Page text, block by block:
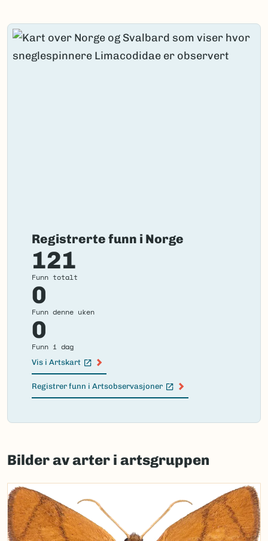
Registrerte funn i Norge
121
Funn totalt
0
Funn denne uken
0
Funn i dag
Vis i Artskart
(Ekstern lenke)
Registrer funn i Artsobservasjoner
(Ekstern lenke)
Failed
load
map.
Bilder av arter i artsgruppen